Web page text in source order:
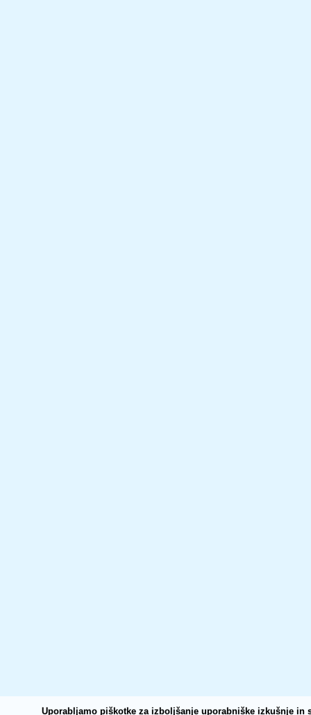
Uporabljamo piškotke za izboljšanje uporabniške izkušnje in